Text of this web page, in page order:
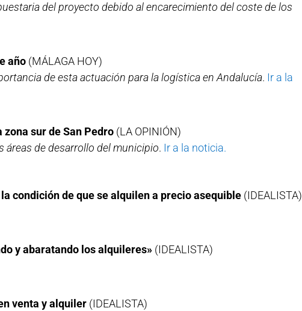
del proyecto debido al encarecimiento del coste de los
año (MÁLAGA HOY)
de esta actuación para la logística en Andalucía. Ir a la
sur de San Pedro (LA OPINIÓN)
áreas de desarrollo del municipio. Ir a la noticia.
condición de que se alquilen a precio asequible (IDEALISTA)
y abaratando los alquileres» (IDEALISTA)
venta y alquiler (IDEALISTA)